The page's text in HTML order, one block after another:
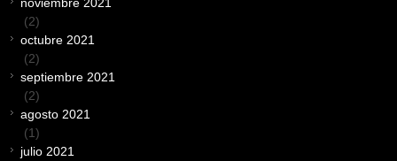
(2)
octubre 2021
(2)
septiembre 2021
(2)
agosto 2021
(1)
julio 2021